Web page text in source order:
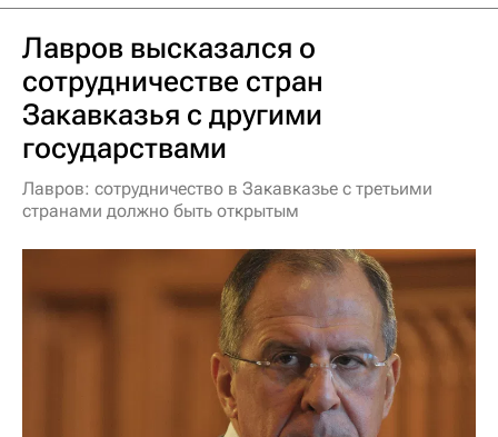
Лавров высказался о
сотрудничестве стран
Закавказья с другими
государствами
Лавров: сотрудничество в Закавказье с третьими
странами должно быть открытым